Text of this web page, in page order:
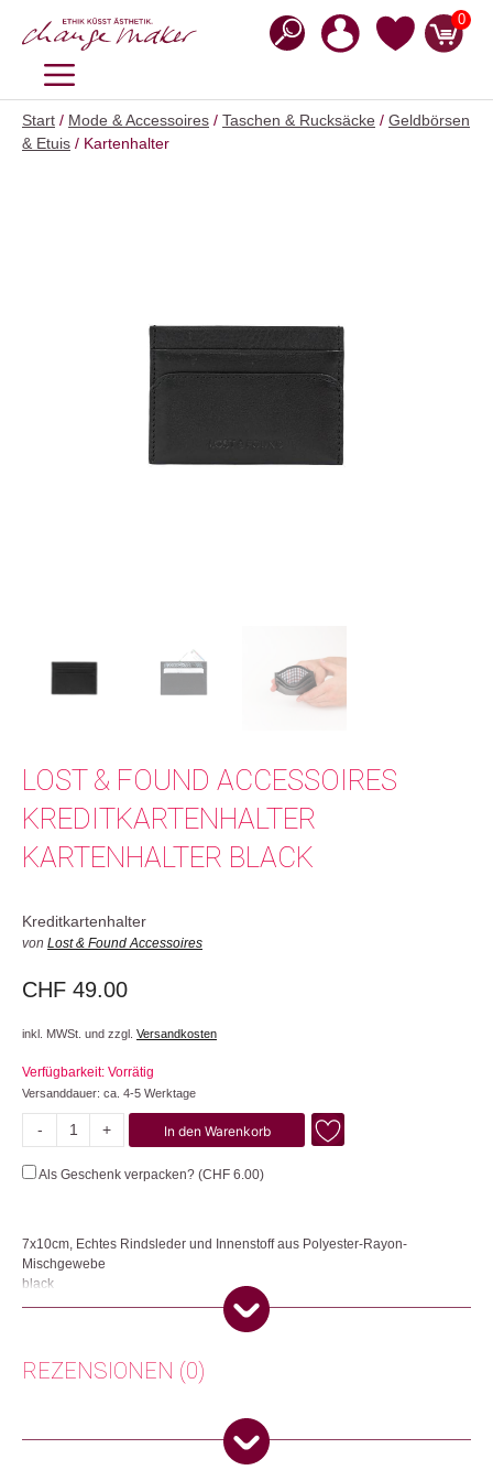
Inhalt
0
MENÜ
Start / Mode & Accessoires / Taschen & Rucksäcke / Geldbörsen
& Etuis / Kartenhalter
LOST & FOUND ACCESSOIRES
KREDITKARTENHALTER
KARTENHALTER BLACK
Kreditkartenhalter
von Lost & Found Accessoires
CHF 49.00
inkl. MWSt. und zzgl. Versandkosten
Verfügbarkeit: Vorrätig
Versanddauer: ca. 4-5 Werktage
-
Kartenhalter
+ In den Warenkorb
Als Geschenk verpacken? (CHF 6.00)
7x10cm, Echtes Rindsleder und Innenstoff aus Polyester-Rayon-
Mischgewebe
black
Das kompakte Karten Portemonnaie ist für alle, die ohne Kleingeld
der Mitte.
Mode,
REZENSIONEN (0)
Es gibt noch keine Rezensionen.